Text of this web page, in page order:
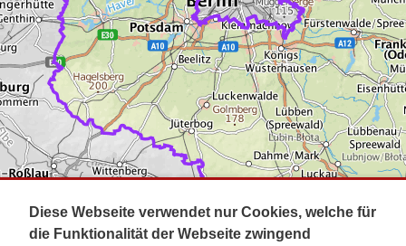
Impressum
Kontakt
Diese Webseite verwendet nur Cookies, welche für
die Funktionalität der Webseite zwingend